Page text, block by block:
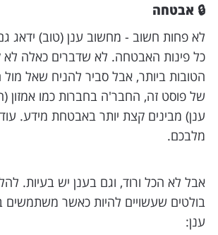
🔒 אבטחה
לא פחות חשוב - מחשוב ענן (טוב) ידאג
כל פינות האבטחה. לא שדברים כאלה לא
הטובות ביותר, אבל סביר להניח שאל
של פוסט זה, החבר'ה בחברות כמו אמזון
ענן) מבינים קצת יותר באבטחת מידע.
מלבכם.
אבל לא הכל ורוד, וגם בענן יש בעיות.
בולטים שעשויים להיות כאשר משתמשים
ענן: